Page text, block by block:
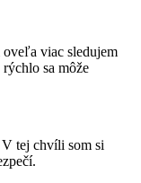
viac sledujem
sa môže
tej chvíli som si